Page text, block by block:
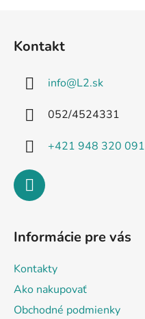
Kontakt
info@L2.sk
052/4524331
+421 948 320 091
Informácie pre vás
Kontakty
Ako nakupovať
Obchodné podmienky